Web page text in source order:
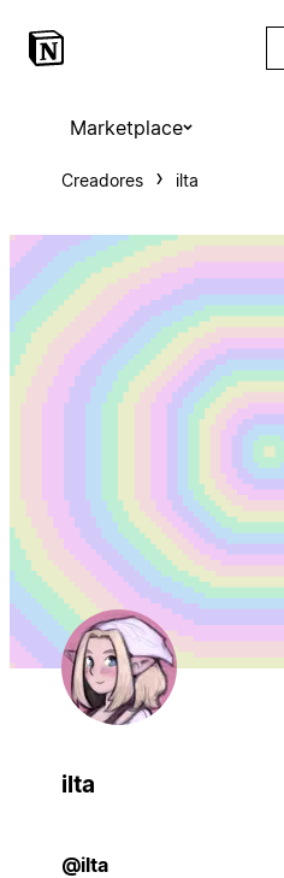
Marketplace
Creadores ilta
ilta
@ilta